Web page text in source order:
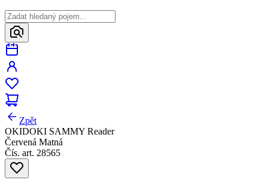
Zpět
OKIDOKI SAMMY Reader
Červená Matná
Čís. art. 28565